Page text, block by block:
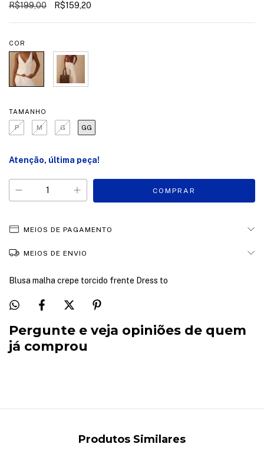
R$199,00 R$159,20
COR
TAMANHO
P M G GG
Atenção, última peça!
MEIOS DE PAGAMENTO
MEIOS DE ENVIO
Blusa malha crepe torcido frente Dress to
Pergunte e veja opiniões de quem
já comprou
Produtos Similares